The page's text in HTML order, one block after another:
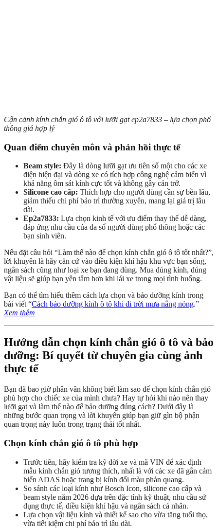
Cận cảnh kính chắn gió ô tô với lưỡi gạt ep2a7833 – lựa chọn phổ
thông giá hợp lý
Quan điểm chuyên môn và phản hồi thực tế
Beam style: Đây là dòng lưỡi gạt ưu tiên số một cho các xe
điện hiện đại và dòng xe có tích hợp công nghệ cảm biến vì
khả năng ôm sát kính cực tốt và không gây cản trở.
Silicone cao cấp: Thích hợp cho người dùng cần sự bền lâu,
giảm thiểu chi phí bảo trì thường xuyên, mang lại giá trị lâu
dài.
Ep2a7833: Lựa chọn kinh tế với ưu điểm thay thế dễ dàng,
đáp ứng nhu cầu của đa số người dùng phổ thông hoặc các
bạn sinh viên.
Nếu đặt câu hỏi “Làm thế nào để chọn kính chắn gió ô tô tốt nhất?”,
lời khuyên là hãy căn cứ vào điều kiện khí hậu khu vực bạn sống,
ngân sách cũng như loại xe bạn đang dùng. Mua đúng kính, đúng
vật liệu sẽ giúp bạn yên tâm hơn khi lái xe trong mọi tình huống.
Bạn có thể tìm hiểu thêm cách lựa chọn và bảo dưỡng kính trong
bài viết “Cách bảo dưỡng kính ô tô khi đi trời mưa nắng nóng.”
Xem thêm
Hướng dẫn chọn kính chắn gió ô tô và bảo
dưỡng: Bí quyết từ chuyên gia cùng ảnh
thực tế
Bạn đã bao giờ phân vân không biết làm sao để chọn kính chắn gió
phù hợp cho chiếc xe của mình chưa? Hay tự hỏi khi nào nên thay
lưỡi gạt và làm thế nào để bảo dưỡng đúng cách? Dưới đây là
những bước quan trọng và lời khuyên giúp bạn giữ gìn bộ phận
quan trọng này luôn trong trạng thái tốt nhất.
Chọn kính chắn gió ô tô phù hợp
Trước tiên, hãy kiểm tra kỹ đời xe và mã VIN để xác định
mẫu kính chắn gió tương thích, nhất là với các xe đã gắn cảm
biến ADAS hoặc trang bị kính đổi màu phản quang.
So sánh các loại kính như Bosch Icon, silicone cao cấp và
beam style năm 2026 dựa trên đặc tính kỹ thuật, nhu cầu sử
dụng thực tế, điều kiện khí hậu và ngân sách cá nhân.
Lựa chọn vật liệu kính và thiết kế sao cho vừa tăng tuổi thọ,
vừa tiết kiệm chi phí bảo trì lâu dài.